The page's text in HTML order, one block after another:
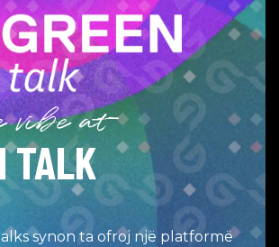
vibe at
TALK
synon ta ofroj një platformë